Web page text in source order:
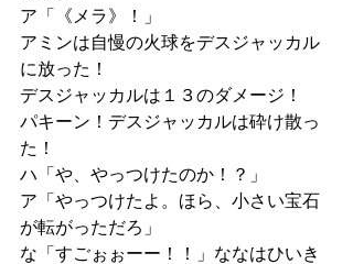
ア「《メラ》！」
アミンは自慢の火球をデスジャッカル
に放った！
デスジャッカルは１３のダメージ！
パキーン！デスジャッカルは砕け散っ
た！
ハ「や、やっつけたのか！？」
ア「やっつけたよ。ほら、小さい宝石
が転がっただろ」
な「すごぉぉーー！！」ななはひいき